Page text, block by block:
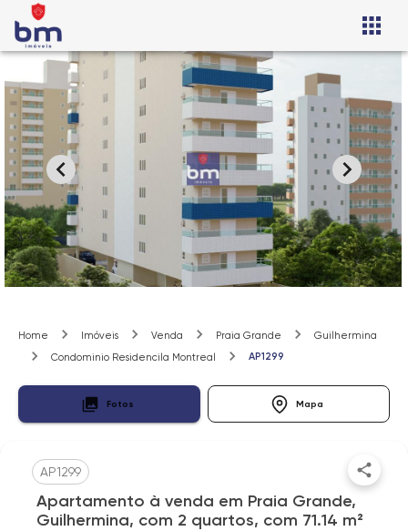
Home Imóveis Venda Praia Grande
Guilhermina
Condominio Residencila Montreal
AP1299
Fotos Mapa
AP1299
Apartamento à venda em Praia Grande,
Guilhermina, com 2 quartos, com 71.14 m²